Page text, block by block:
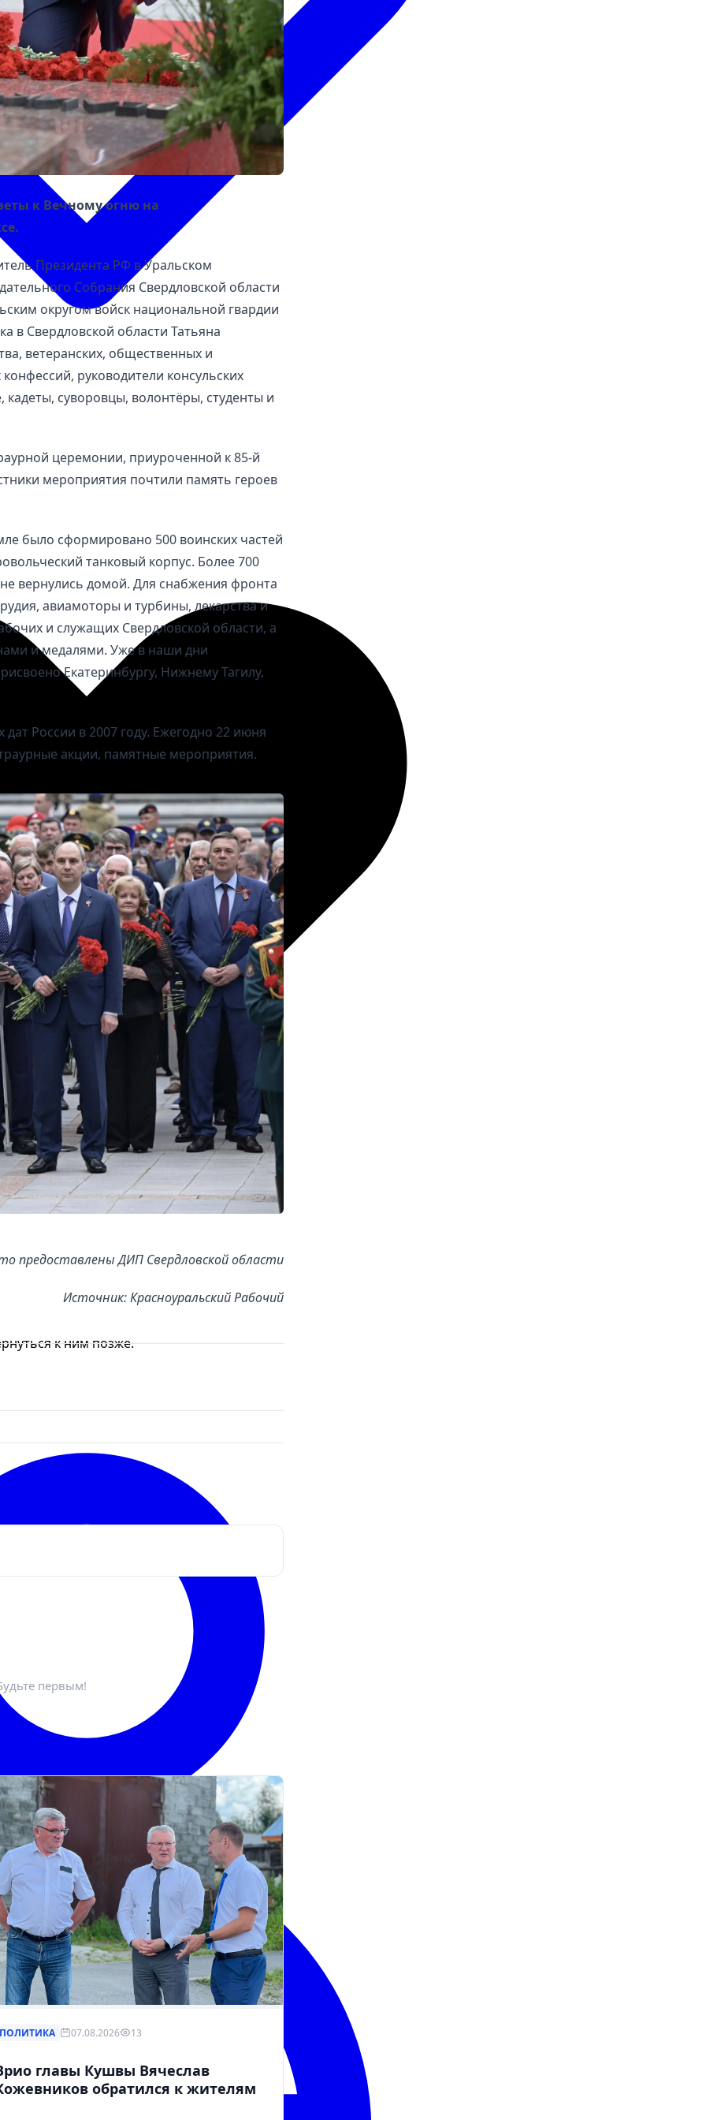
к ним позже.
к Вечному огню на
Президента РФ в Уральском
Собрания Свердловской области
округом войск национальной гвардии
Свердловской области Татьяна
ветеранских, общественных и
руководители консульских
суворовцы, волонтёры, студенты и
церемонии, приуроченной к 85-й
мероприятия почтили память героев
было сформировано 500 воинских частей
танковый корпус. Более 700
вернулись домой. Для снабжения фронта
авиамоторы и турбины, лекарства и
и служащих Свердловской области, а
и медалями. Уже в наши дни
Екатеринбургу, Нижнему Тагилу,
России в 2007 году. Ежегодно 22 июня
акции, памятные мероприятия.
предоставлены ДИП Свердловской области
Источник: Красноуральский Рабочий
почта*
первым!
ПОЛИТИКА 07.08.2026 13
главы Кушвы Вячеслав
обратился к жителям